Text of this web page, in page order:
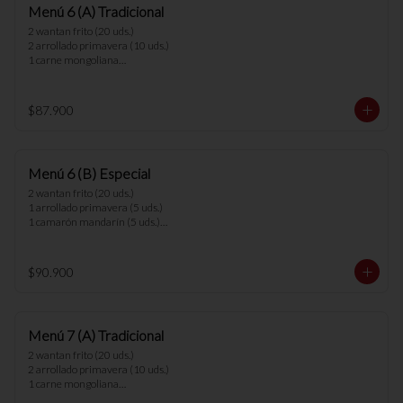
menús.
Menú 6 (A) Tradicional
2 wantan frito (20 uds.)
2 arrollado primavera (10 uds.)
1 carne mongoliana
1 arrollado de marisco
1 cerdo cantones
*nota: no se pueden hacer cambios en los
menús.
$87.900
Menú 6 (B) Especial
2 wantan frito (20 uds.)
1 arrollado primavera (5 uds.)
1 camarón mandarín (5 uds.)
1 chapsui vegetariano
1 arrollado de marisco
menús.
$90.900
Menú 7 (A) Tradicional
2 wantan frito (20 uds.)
2 arrollado primavera (10 uds.)
1 carne mongoliana